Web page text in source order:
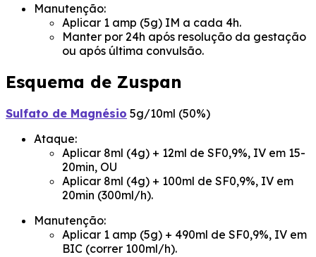
Manutenção:
Aplicar 1 amp (5g) IM a cada 4h.
Manter por 24h após resolução da gestação
ou após última convulsão.
Esquema de Zuspan
Sulfato de Magnésio 5g/10ml (50%)
Ataque:
Aplicar 8ml (4g) + 12ml de SF0,9%, IV em 15-
20min, OU
Aplicar 8ml (4g) + 100ml de SF0,9%, IV em
20min (300ml/h).
Manutenção:
Aplicar 1 amp (5g) + 490ml de SF0,9%, IV em
BIC (correr 100ml/h).